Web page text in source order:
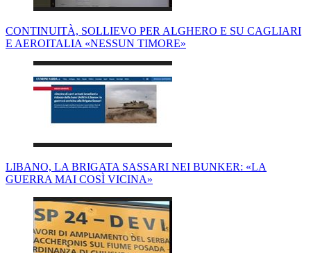
CONTINUITÀ, SOLLIEVO PER ALGHERO E SU CAGLIARI
E AEROITALIA «NESSUN TIMORE»
LIBANO, LA BRIGATA SASSARI NEI BUNKER: «LA
GUERRA MAI COSÌ VICINA»